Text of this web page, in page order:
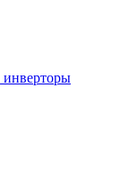
инверторы